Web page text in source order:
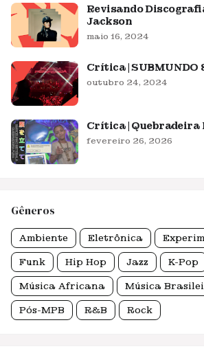
Revisando
Jackson
maio 16, 2024
Crítica | SUBMUNDO
outubro 24, 2024
Crítica | Quebradeira
fevereiro 26, 2026
Gêneros
Ambiente Eletrônica
Funk Hip Hop Jazz K-Pop
Música Africana Música
Pós-MPB R&B Rock